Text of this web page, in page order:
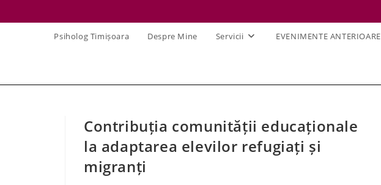
Psiholog Timișoara Despre Mine Servicii EVENIMENTE ANTERIOARE
Contribuția comunității educaționale
la adaptarea elevilor refugiați și
migranți